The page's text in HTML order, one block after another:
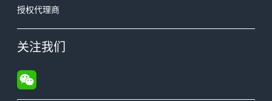
授权代理商
关注我们